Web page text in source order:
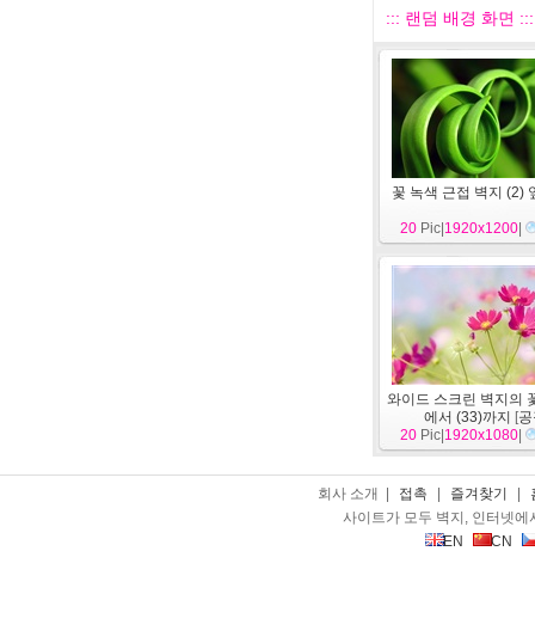
::: 랜덤 배경 화면 :::
꽃 녹색 근접 벽지 (2)
20 Pic| 1920x1200
와이드 스크린 벽지의
에서 (33)까지
[
20 Pic| 1920x1080
회사 소개 | 접촉 즐겨찾기
사이트가 모두 벽지, 인터넷
EN
CN